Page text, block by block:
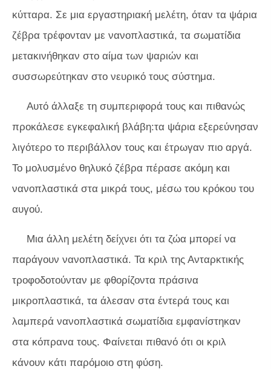
κύτταρα. Σε μια εργαστηριακή μελέτη, όταν τα ψάρια
ζέβρα τρέφονταν με νανοπλαστικά, τα σωματίδια
μετακινήθηκαν στο αίμα των ψαριών και
συσσωρεύτηκαν στο νευρικό τους σύστημα.
Αυτό άλλαξε τη συμπεριφορά τους και πιθανώς
προκάλεσε εγκεφαλική βλάβη:τα ψάρια εξερεύνησαν
λιγότερο το περιβάλλον τους και έτρωγαν πιο αργά.
Το μολυσμένο θηλυκό ζέβρα πέρασε ακόμη και
νανοπλαστικά στα μικρά τους, μέσω του κρόκου του
αυγού.
Μια άλλη μελέτη δείχνει ότι τα ζώα μπορεί να
παράγουν νανοπλαστικά. Τα κριλ της Ανταρκτικής
τροφοδοτούνταν με φθορίζοντα πράσινα
μικροπλαστικά, τα άλεσαν στα έντερά τους και
λαμπερά νανοπλαστικά σωματίδια εμφανίστηκαν
στα κόπρανα τους. Φαίνεται πιθανό ότι οι κριλ
κάνουν κάτι παρόμοιο στη φύση.